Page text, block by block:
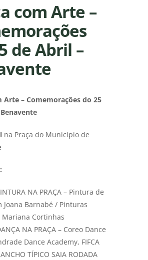
com Arte –
de Abril –
Arte – Comemorações do 25
na Praça do Município de
NA PRAÇA – Pintura de
Joana Barnabé / Pinturas
Mariana Cortinhas
NA PRAÇA – Coreo Dance
Dance Academy, FIFCA
TÍPICO SAIA RODADA